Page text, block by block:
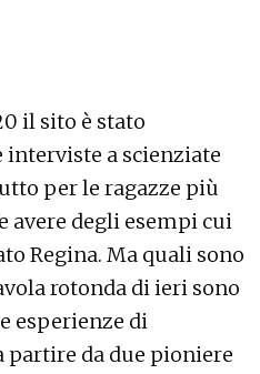
il sito è stato
interviste a scienziate
per le ragazze più
avere degli esempi cui
Regina. Ma quali sono
rotonda di ieri sono
esperienze di
partire da due pioniere